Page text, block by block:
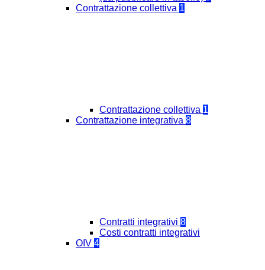
Contrattazione collettiva 1
Contrattazione collettiva 1
Contrattazione integrativa 8
Contratti integrativi 8
Costi contratti integrativi
OIV 4